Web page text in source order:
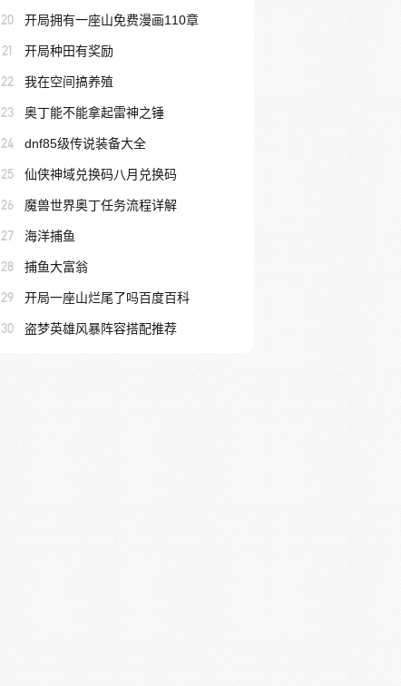
20 开局拥有一座山免费漫画110章
21 开局种田有奖励
22 我在空间搞养殖
23 奥丁能不能拿起雷神之锤
24 dnf85级传说装备大全
25 仙侠神域兑换码八月兑换码
26 魔兽世界奥丁任务流程详解
27 海洋捕鱼
28 捕鱼大富翁
29 开局一座山烂尾了吗百度百科
30 盗梦英雄风暴阵容搭配推荐